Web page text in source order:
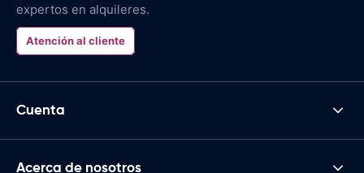
expertos en alquileres.
Atención al cliente
Cuenta
Acerca de nosotros